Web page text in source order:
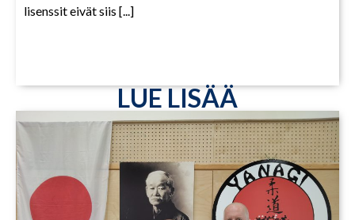
lisenssit eivät siis [...]
LUE LISÄÄ